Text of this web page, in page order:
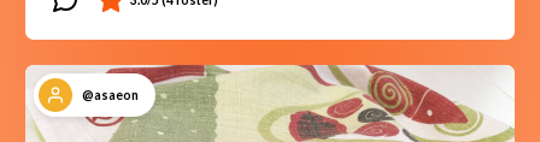
@asaeon